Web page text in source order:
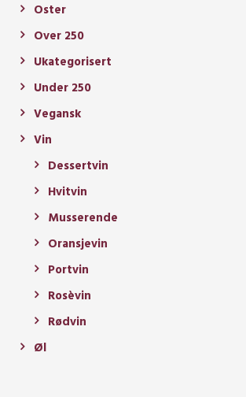
Oster
Over 250
Ukategorisert
Under 250
Vegansk
Vin
Dessertvin
Hvitvin
Musserende
Oransjevin
Portvin
Rosèvin
Rødvin
Øl